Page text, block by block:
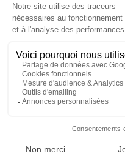
Qui sommes-nous ?